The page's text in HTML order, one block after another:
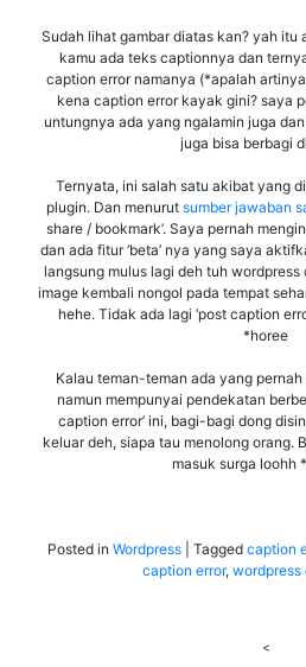
Sudah lihat gambar diatas kan? yah itu
kamu ada teks captionnya dan
caption error namanya (*apalah
kena caption error kayak gini? saya
untungnya ada yang ngalamin juga
juga bisa berbagi
Ternyata, ini salah satu akibat yang
plugin. Dan menurut sumber jawaban
share / bookmark’. Saya pernah
dan ada fitur ‘beta’ nya yang saya
langsung mulus lagi deh tuh
image kembali nongol pada tempat
hehe. Tidak ada lagi ‘post caption
*horee
Kalau teman-teman ada yang
namun mempunyai pendekatan
caption error’ ini, bagi-bagi dong
keluar deh, siapa tau menolong orang.
masuk surga loohh
Posted in Wordpress Tagged caption
caption error, wordpress
<